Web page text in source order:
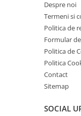
Regulatoare
Vane si servomotoare
Servoregulatoare
Termostate pentru
Despre noi
Termeni si
Politica de
Formular
Politica de
Politica
Contact
Sitemap
SOCIAL